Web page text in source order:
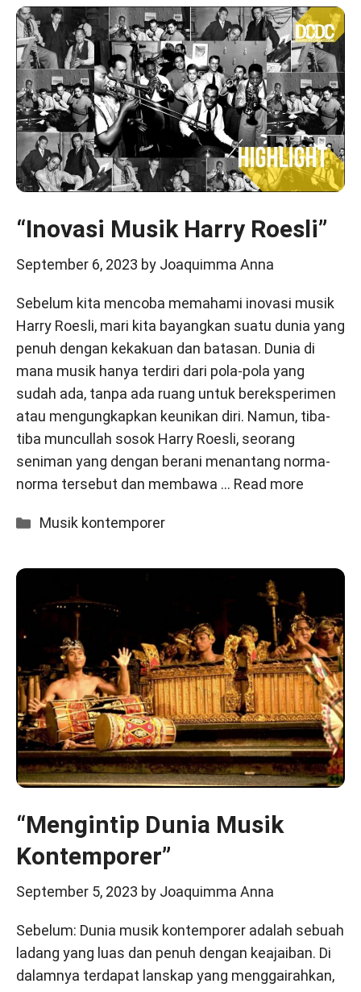
“Inovasi Musik Harry Roesli”
September 6, 2023 by Joaquimma Anna
Sebelum kita mencoba memahami inovasi musik
Harry Roesli, mari kita bayangkan suatu dunia yang
penuh dengan kekakuan dan batasan. Dunia di
mana musik hanya terdiri dari pola-pola yang
sudah ada, tanpa ada ruang untuk bereksperimen
atau mengungkapkan keunikan diri. Namun, tiba-
tiba muncullah sosok Harry Roesli, seorang
seniman yang dengan berani menantang norma-
norma tersebut dan membawa … Read more
Categories
Musik kontemporer
“Mengintip Dunia Musik
Kontemporer”
September 5, 2023 by Joaquimma Anna
Sebelum: Dunia musik kontemporer adalah sebuah
ladang yang luas dan penuh dengan keajaiban. Di
dalamnya terdapat lanskap yang menggairahkan,